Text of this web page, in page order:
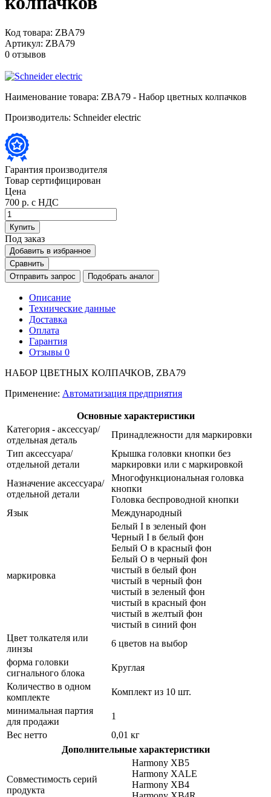
Код товара: ZBA79
Артикул: ZBA79
0 отзывов
Наименование товара: ZBA79 - Набор цветных колпачков
Производитель: Schneider electric
Гарантия производителя
Товар сертифицирован
Цена
700 р. с НДС
Купить
Под заказ
Добавить в избранное
Сравнить
Отправить запрос
Подобрать аналог
Описание
Технические данные
Доставка
Оплата
Гарантия
Отзывы 0
НАБОР ЦВЕТНЫХ КОЛПАЧКОВ, ZBA79
Применение: Автоматизация предприятия
Основные характеристики
Категория - аксессуар/
отдельная деталь
Принадлежности для маркировки
Тип аксессуара/
отдельной детали
Крышка головки кнопки без
маркировки или с маркировкой
Назначение аксессуара/
отдельной детали
Многофункциональная головка
кнопки
Головка беспроводной кнопки
Язык
Международный
маркировка
Белый I в зеленый фон
Черный I в белый фон
Белый O в красный фон
Белый O в черный фон
чистый в белый фон
чистый в черный фон
чистый в зеленый фон
чистый в красный фон
чистый в желтый фон
чистый в синий фон
Цвет толкателя или
линзы
6 цветов на выбор
форма головки
сигнального блока
Круглая
Количество в одном
комплекте
Комплект из 10 шт.
минимальная партия
для продажи
1
Вес нетто
0,01 кг
Дополнительные характеристики
Совместимость серий
продукта
Harmony XB5
Harmony XALE
Harmony XB4